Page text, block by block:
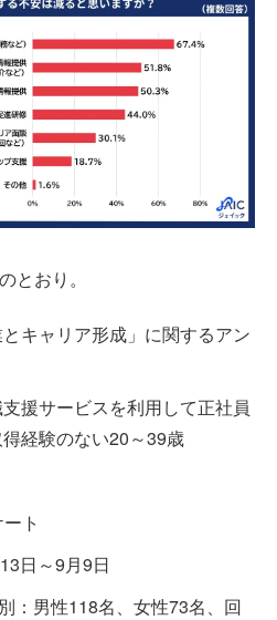
とおり。
キャリア形成」に関するアン
援サービスを利用して正社員
経験のない20～39歳
ト
日～9月9日
：男性118名、女性73名、回